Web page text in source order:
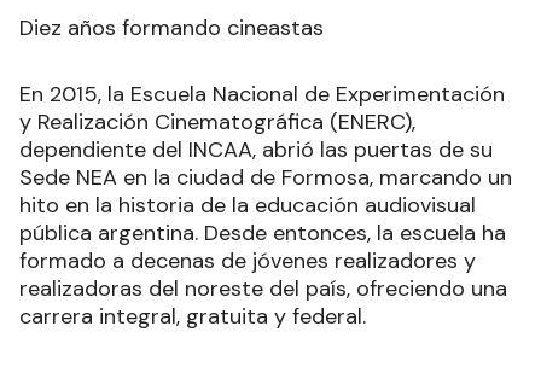
Diez años formando cineastas
En 2015, la Escuela Nacional de Experimentación
y Realización Cinematográfica (ENERC),
dependiente del INCAA, abrió las puertas de su
Sede NEA en la ciudad de Formosa, marcando un
hito en la historia de la educación audiovisual
pública argentina. Desde entonces, la escuela ha
formado a decenas de jóvenes realizadores y
realizadoras del noreste del país, ofreciendo una
carrera integral, gratuita y federal.